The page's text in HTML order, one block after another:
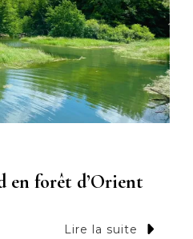
en forêt d’Orient
Lire la suite